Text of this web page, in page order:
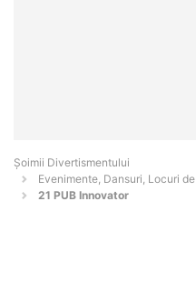
Şoimii Divertismentului
Evenimente, Dansuri, Locuri
21 PUB Innovator